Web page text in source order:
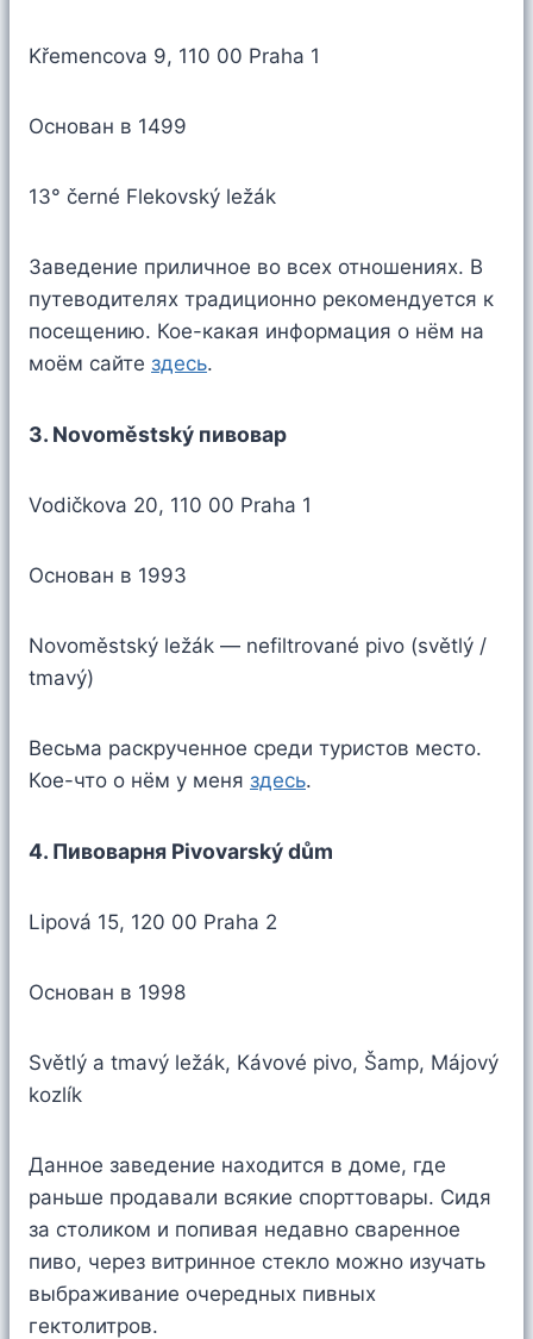
Křemencova 9, 110 00 Praha 1
Основан в 1499
13° černé Flekovský ležák
Заведение приличное во всех отношениях. В
путеводителях традиционно рекомендуется к
посещению. Кое-какая информация о нём на
моём сайте здесь.
3. Novoměstský пивовар
Vodičkova 20, 110 00 Praha 1
Основан в 1993
Novoměstský ležák — nefiltrované pivo (světlý /
tmavý)
Весьма раскрученное среди туристов место.
Кое-что о нём у меня здесь.
4. Пивоварня Pivovarský dům
Lipová 15, 120 00 Praha 2
Основан в 1998
Světlý a tmavý ležák, Kávové pivo, Šamp, Májový
kozlík
Данное заведение находится в доме, где
раньше продавали всякие спорттовары. Сидя
за столиком и попивая недавно сваренное
пиво, через витринное стекло можно изучать
выбраживание очередных пивных
гектолитров.